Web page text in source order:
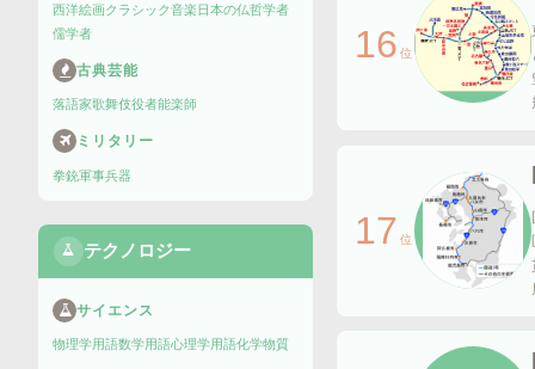
西洋絵画クラシック音楽 日本の仏哲学者
儒学者
古典芸能
落語家歌舞伎役者能楽師
ミリタリー
拳銃軍事兵器
テクノロジー
サイエンス
物理学用語数学用語心理学用語化学物質
16 位
17 位